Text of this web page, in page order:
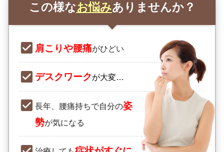
この様なお悩みありませんか？
肩こりや腰痛がひどい
デスクワークが大変…
長年、腰痛持ちで自分の姿
勢が気になる